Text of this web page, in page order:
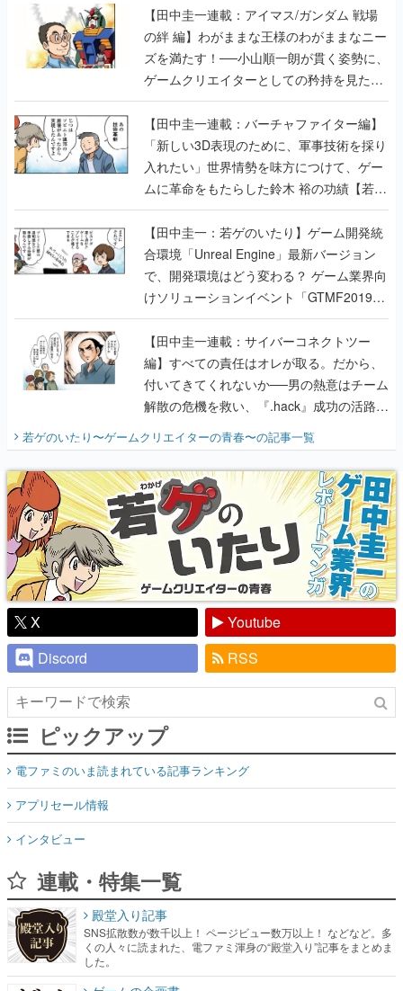
【田中圭一連載：アイマス/ガンダム 戦場
の絆 編】わがままな王様のわがままなニー
ズを満たす！──小山順一朗が貫く姿勢に、
ゲームクリエイターとしての矜持を見た
【若ゲのいたり最終回】
【田中圭一連載：バーチャファイター編】
「新しい3D表現のために、軍事技術を採り
入れたい」世界情勢を味方につけて、ゲー
ムに革命をもたらした鈴木 裕の功績【若ゲ
のいたり】
【田中圭一：若ゲのいたり】ゲーム開発統
合環境「Unreal Engine」最新バージョン
で、開発環境はどう変わる？ ゲーム業界向
けソリューションイベント「GTMF2019」
に行って、より理解を深めよう【PR】
【田中圭一連載：サイバーコネクトツー
編】すべての責任はオレが取る。だから、
付いてきてくれないか──男の熱意はチーム
解散の危機を救い、『.hack』成功の活路を
開く。業界の快男児・松山 洋に流れる血は
『少年ジャンプ』色だった【若ゲのいた
り】
若ゲのいたり〜ゲームクリエイターの青春〜の記事一覧
X
Youtube
Discord
RSS
ピックアップ
電ファミのいま読まれている記事ランキング
アプリセール情報
インタビュー
連載・特集一覧
殿堂入り記事
SNS拡散数が数千以上！ ページビュー数万以上！ などなど。多
くの人々に読まれた、電ファミ渾身の“殿堂入り”記事をまとめま
した。